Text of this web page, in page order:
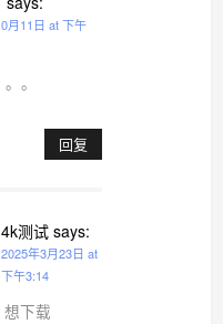
月11日 at 下午
。
回复
4k测试 says:
2025年3月23日 at
下午3:14
想下载